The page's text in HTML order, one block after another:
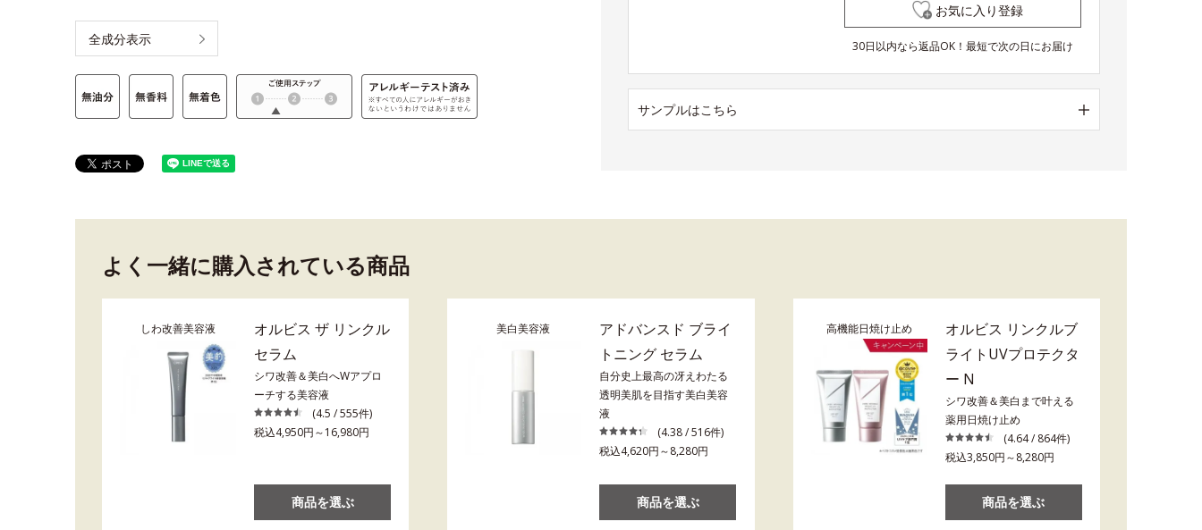
全成分表示
お気に入り登録
30日以内なら返品OK！最短で次の日にお届け
サンプルはこちら
よく一緒に購入されている商品
しわ改善美容液
オルビス ザ リンクル
セラム
シワ改善＆美白へWアプロ
ーチする美容液
(4.5 / 555件)
税込4,950円～16,980円
商品を選ぶ
美白美容液
アドバンスド ブライ
トニング セラム
自分史上最高の冴えわたる
透明美肌を目指す美白美容
液
(4.38 / 516件)
税込4,620円～8,280円
商品を選ぶ
高機能日焼け止め
オルビス リンクルブ
ライトUVプロテクタ
ー N
シワ改善＆美白まで叶える
薬用日焼け止め
(4.64 / 864件)
税込3,850円～8,280円
商品を選ぶ